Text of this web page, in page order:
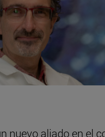
nuevo aliado en el